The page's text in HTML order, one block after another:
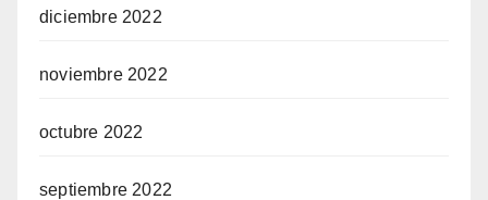
diciembre 2022
noviembre 2022
octubre 2022
septiembre 2022